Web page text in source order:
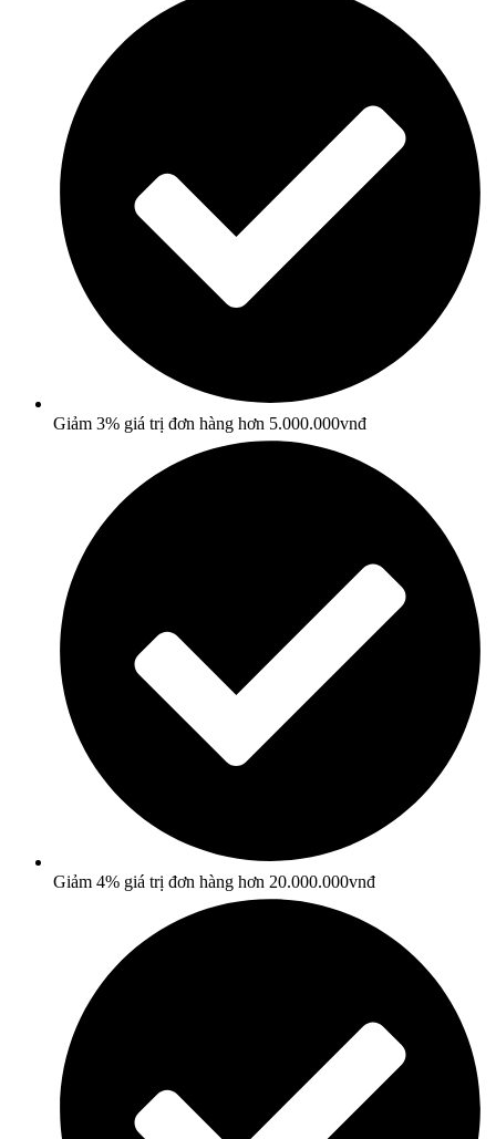
Giảm 3% giá trị đơn hàng hơn 5.000.000vnđ
Giảm 4% giá trị đơn hàng hơn 20.000.000vnđ